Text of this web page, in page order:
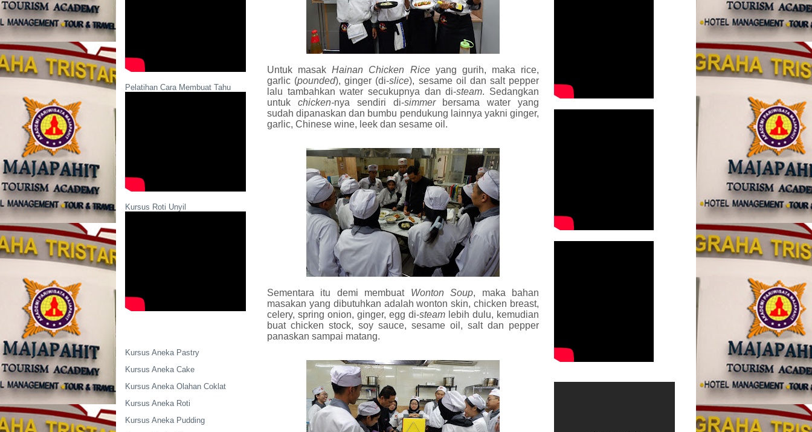
Pelatihan Cara Membuat Tahu
Kursus Roti Unyil
Kursus Aneka Pastry
Kursus Aneka Cake
Kursus Aneka Olahan Coklat
Kursus Aneka Roti
Kursus Aneka Pudding
Untuk masakHainan Chicken Riceyang gurih, maka rice,
garlic (pounded), ginger (di-slice), sesame oil dan salt pepper
lalu tambahkan water secukupnya dan di-steam. Sedangkan
untuk chicken-nya sendiri di-simmerbersama water yang
sudah dipanaskan dan bumbu pendukung lainnya yakni ginger,
garlic, Chinese wine, leek dan sesame oil.
Sementara itu demi membuat Wonton Soup, maka bahan
masakan yang dibutuhkan adalah wonton skin, chicken breast,
celery, spring onion, ginger, egg di-steam lebih dulu, kemudian
buat chicken stock, soy sauce, sesame oil, salt dan pepper
panaskan sampai matang.